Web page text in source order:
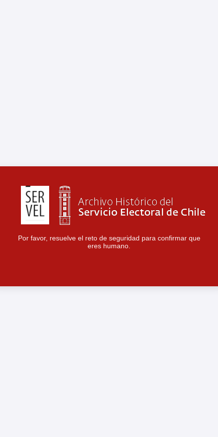
Por favor, resuelve el reto de seguridad para confirmar que
eres humano.